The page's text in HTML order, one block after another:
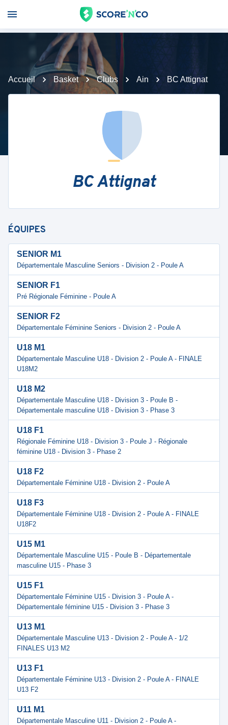
Accueil Basket Clubs Ain BC Attignat
BC Attignat
ÉQUIPES
SENIOR M1
Départementale Masculine Seniors - Division 2 - Poule A
SENIOR F1
Pré Régionale Féminine - Poule A
SENIOR F2
Départementale Féminine Seniors - Division 2 - Poule A
U18 M1
Départementale Masculine U18 - Division 2 - Poule A - FINALE
U18M2
U18 M2
Départementale Masculine U18 - Division 3 - Poule B -
Départementale masculine U18 - Division 3 - Phase 3
U18 F1
Régionale Féminine U18 - Division 3 - Poule J - Régionale
féminine U18 - Division 3 - Phase 2
U18 F2
Départementale Féminine U18 - Division 2 - Poule A
U18 F3
Départementale Féminine U18 - Division 2 - Poule A - FINALE
U18F2
U15 M1
Départementale Masculine U15 - Poule B - Départementale
masculine U15 - Phase 3
U15 F1
Départementale Féminine U15 - Division 3 - Poule A -
Départementale féminine U15 - Division 3 - Phase 3
U13 M1
Départementale Masculine U13 - Division 2 - Poule A - 1/2
FINALES U13 M2
U13 F1
Départementale Féminine U13 - Division 2 - Poule A - FINALE
U13 F2
U11 M1
Départementale Masculine U11 - Division 2 - Poule A -